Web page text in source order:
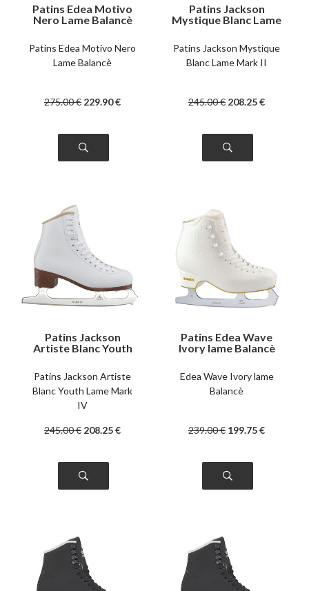
Patins Edea Motivo
Nero Lame Balancè
Patins Edea Motivo Nero
Lame Balancè
275.00€ 229.90€
Patins Jackson
Mystique Blanc Lame
Patins Jackson Mystique
Blanc Lame Mark II
245.00€ 208.25€
Patins Jackson
Artiste Blanc Youth
Patins Jackson Artiste
Blanc Youth Lame Mark
IV
245.00€ 208.25€
Patins Edea Wave
Ivory lame Balancè
Edea Wave Ivory lame
Balancè
239.00€ 199.75€